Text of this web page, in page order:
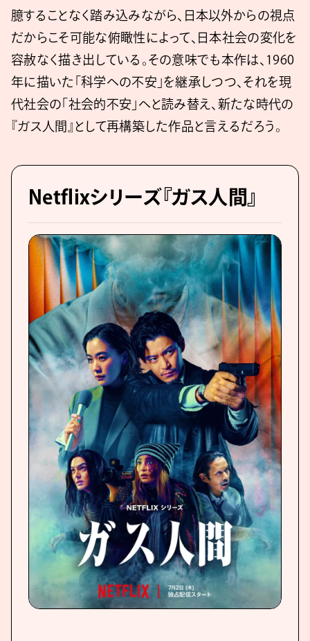
臆することなく踏み込みながら、日本以外からの視点
だからこそ可能な俯瞰性によって、日本社会の変化を
容赦なく描き出している。その意味でも本作は、1960
年に描いた「科学への不安」を継承しつつ、それを現
代社会の「社会的不安」へと読み替え、新たな時代の
『ガス人間』として再構築した作品と言えるだろう。
Netflixシリーズ『ガス人間』